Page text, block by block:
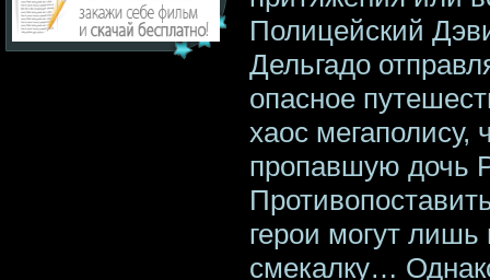
Полицейский
Дельгадо
опасное
хаос мегаполису,
пропавшую дочь
герои могут лишь
смекалку…